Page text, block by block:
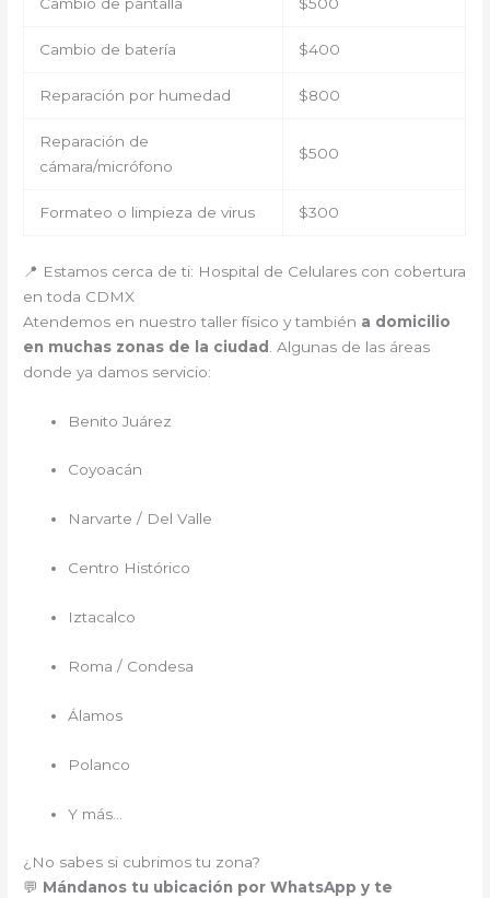
Cambio de batería $400
Reparación por humedad $800
Reparación de
cámara/micrófono
$500
Formateo o limpieza de virus $300
📍 Estamos cerca de ti: Hospital de Celulares con cobertura
en toda CDMX
Atendemos en nuestro taller físico y también a domicilio
en muchas zonas de la ciudad
. Algunas de las áreas
donde ya damos servicio:
Benito Juárez
Coyoacán
Narvarte / Del Valle
Centro Histórico
Iztacalco
Roma / Condesa
Álamos
Polanco
Y más…
¿No sabes si cubrimos tu zona?
💬 Mándanos tu ubicación por WhatsApp y te